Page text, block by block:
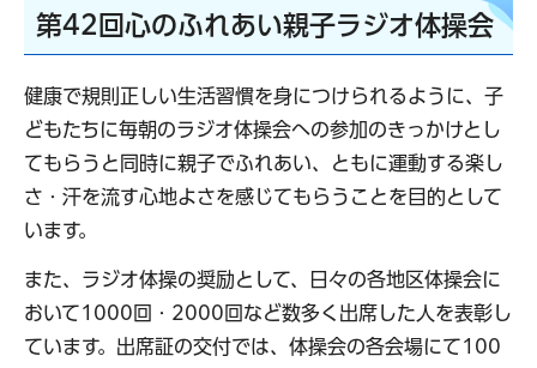
第42回心のふれあい親子ラジオ体操会
健康で規則正しい生活習慣を身につけられるように、子
どもたちに毎朝のラジオ体操会への参加のきっかけとし
てもらうと同時に親子でふれあい、ともに運動する楽し
さ・汗を流す心地よさを感じてもらうことを目的として
います。
また、ラジオ体操の奨励として、日々の各地区体操会に
おいて1000回・2000回など数多く出席した人を表彰し
ています。出席証の交付では、体操会の各会場にて100